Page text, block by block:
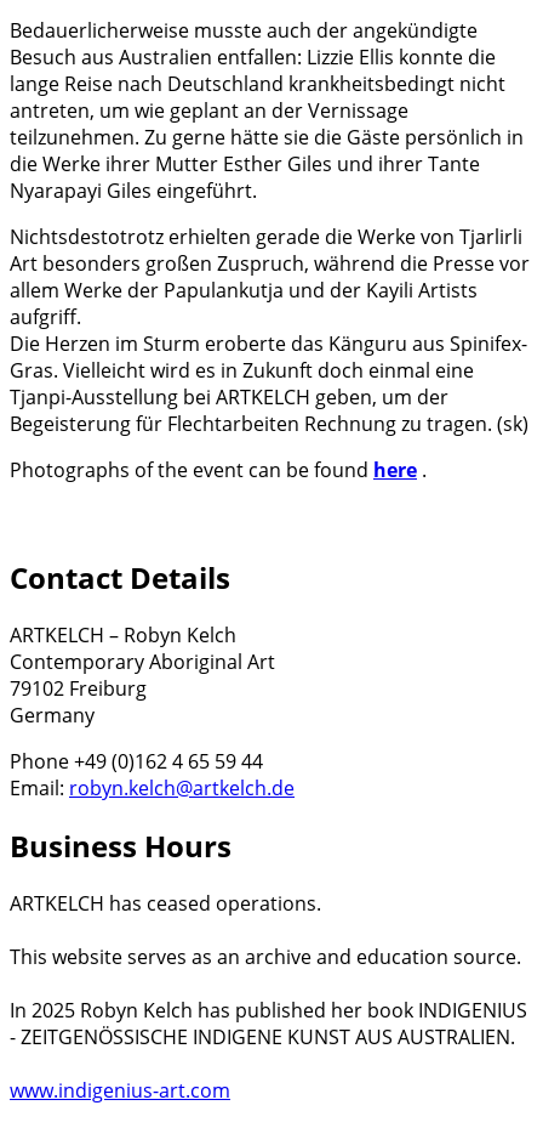
Bedauerlicherweise musste auch der angekündigte
Besuch aus Australien entfallen: Lizzie Ellis konnte die
lange Reise nach Deutschland krankheitsbedingt nicht
antreten, um wie geplant an der Vernissage
teilzunehmen. Zu gerne hätte sie die Gäste persönlich in
die Werke ihrer Mutter Esther Giles und ihrer Tante
Nyarapayi Giles eingeführt.
Nichtsdestotrotz erhielten gerade die Werke von Tjarlirli
Art besonders großen Zuspruch, während die Presse vor
allem Werke der Papulankutja und der Kayili Artists
aufgriff.
Die Herzen im Sturm eroberte das Känguru aus Spinifex-
Gras. Vielleicht wird es in Zukunft doch einmal eine
Tjanpi-Ausstellung bei ARTKELCH geben, um der
Begeisterung für Flechtarbeiten Rechnung zu tragen. (sk)
Photographs of the event can be found here .
Contact Details
ARTKELCH – Robyn Kelch
Contemporary Aboriginal Art
79102 Freiburg
Germany
Phone +49 (0)162 4 65 59 44
Email: robyn.kelch@artkelch.de
Business Hours
ARTKELCH has ceased operations.
This website serves as an archive and education source.
In 2025 Robyn Kelch has published her book INDIGENIUS
- ZEITGENÖSSISCHE INDIGENE KUNST AUS AUSTRALIEN.
www.indigenius-art.com